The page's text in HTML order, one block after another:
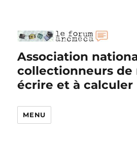
Association
collectionneurs de
écrire et à calculer
MENU